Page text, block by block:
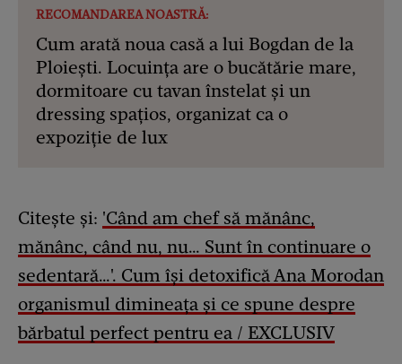
RECOMANDAREA NOASTRĂ:
Cum arată noua casă a lui Bogdan de la
Ploiești. Locuința are o bucătărie mare,
dormitoare cu tavan înstelat și un
dressing spațios, organizat ca o
expoziție de lux
Citește și: 'Când am chef să mănânc,
mănânc, când nu, nu… Sunt în continuare o
sedentară…'. Cum își detoxifică Ana Morodan
organismul dimineața și ce spune despre
bărbatul perfect pentru ea / EXCLUSIV